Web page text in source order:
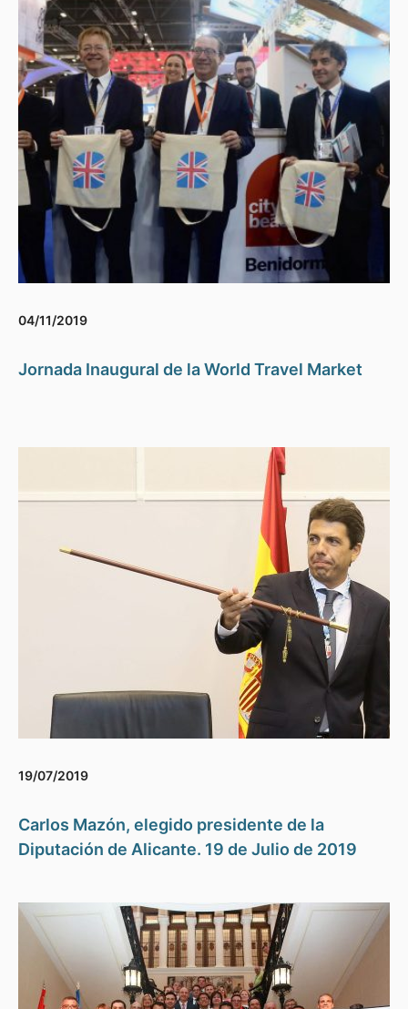
04/11/2019
Jornada Inaugural de la World Travel Market
19/07/2019
Carlos Mazón, elegido presidente de la
Diputación de Alicante. 19 de Julio de 2019